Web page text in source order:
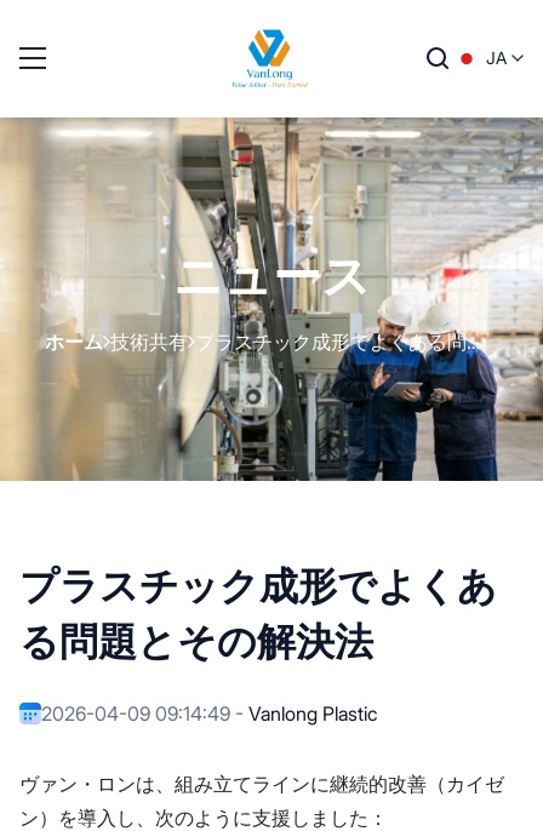
JA
ニュース
ホーム 技術共有 プラスチック成形でよくある問題とその解決法
プラスチック成形でよくあ
る問題とその解決法
2026-04-09 09:14:49 - Vanlong Plastic
ヴァン・ロンは、組み立てラインに継続的改善（カイゼ
ン）を導入し、次のように支援しました：